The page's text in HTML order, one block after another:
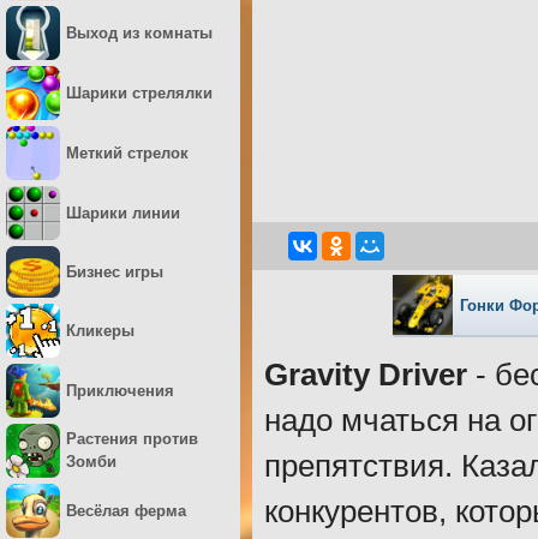
Гонки
Gravity Driver -
надо мчаться на
препятствия.
конкурентов,
Выход из комнаты
Шарики стрелялки
Меткий стрелок
Шарики линии
Бизнес игры
Кликеры
Приключения
Растения против
Зомби
Весёлая ферма